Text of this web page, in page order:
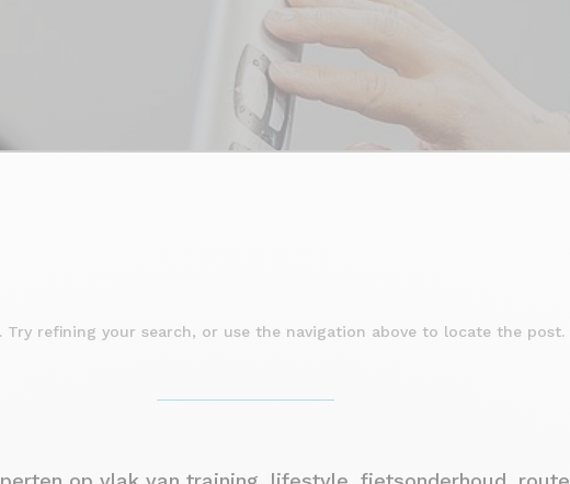
refining your search, or use the navigation above to locate the post.